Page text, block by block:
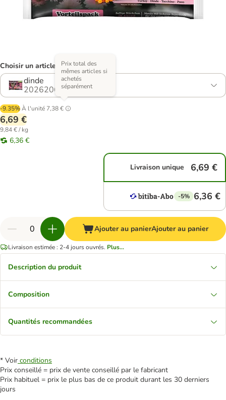
Choisir un article (5 variantes)
dinde
2026206.5
-9.35%À l'unité 7,38 €
Prix total des
mêmes articles si
achetés
séparément
6,69 €
9,84 € / kg
6,36 €
Livraison unique 6,69 €
-5% 6,36 €
Ajouter au panierAjouter au panier
Livraison estimée : 2-4 jours ouvrés. Plus...
Description du produit
Composition
Quantités recommandées
* Voir conditions
Prix conseillé = prix de vente conseillé par le fabricant
Prix habituel = prix le plus bas de ce produit durant les 30 derniers
jours